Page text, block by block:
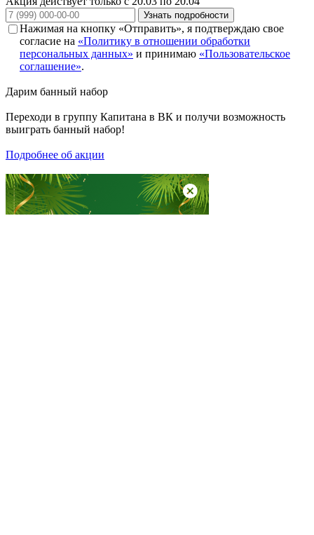
Узнать подробности
Нажимая на кнопку «Отправить», я подтверждаю свое
согласие на «Политику в отношении обработки
персональных данных» и принимаю «Пользовательское
соглашение».
Дарим банный набор
Переходи в группу Капитана в ВК и получи возможность
выиграть банный набор!
Подробнее об акции